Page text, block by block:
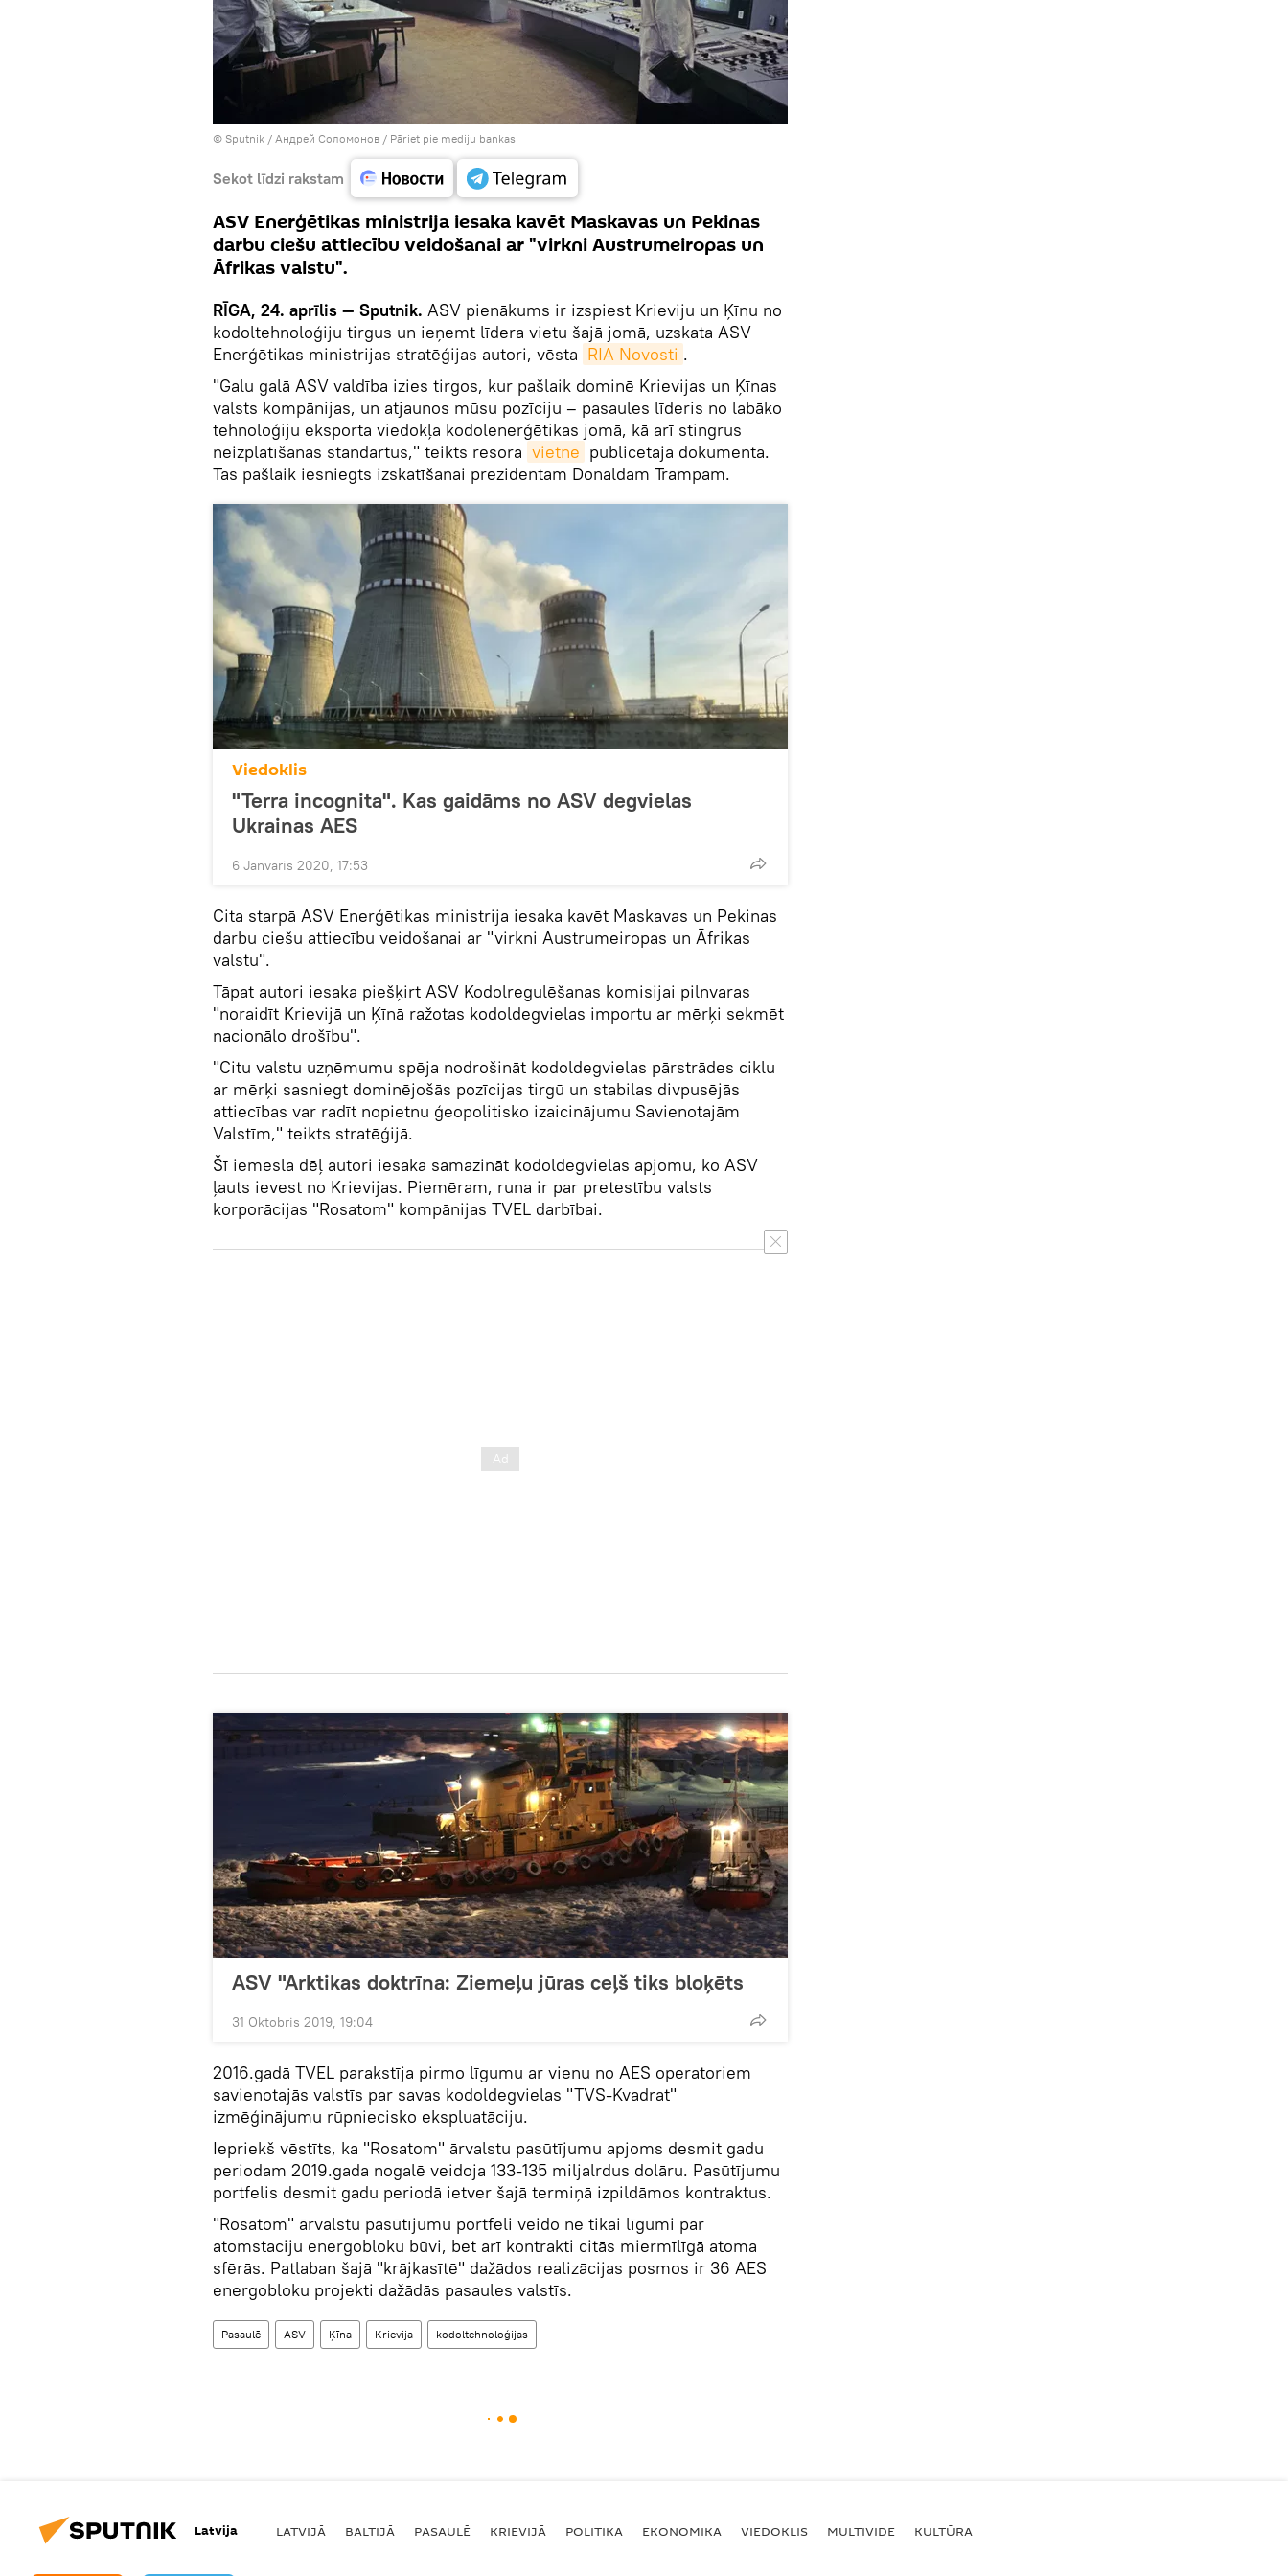
© Sputnik / Андрей Соломонов / Pāriet pie mediju bankas
Sekot līdzi rakstam
ASV Enerģētikas ministrija iesaka kavēt Maskavas un Pekinas
darbu ciešu attiecību veidošanai ar "virkni Austrumeiropas un
Āfrikas valstu".
RĪGA, 24. aprīlis — Sputnik. ASV pienākums ir izspiest Krieviju un Ķīnu no
kodoltehnoloģiju tirgus un ieņemt līdera vietu šajā jomā, uzskata ASV
Enerģētikas ministrijas stratēģijas autori, vēsta RIA Novosti .
"Galu galā ASV valdība izies tirgos, kur pašlaik dominē Krievijas un Ķīnas
valsts kompānijas, un atjaunos mūsu pozīciju – pasaules līderis no labāko
tehnoloģiju eksporta viedokļa kodolenerģētikas jomā, kā arī stingrus
neizplatīšanas standartus," teikts resora vietnē publicētajā dokumentā.
Tas pašlaik iesniegts izskatīšanai prezidentam Donaldam Trampam.
Viedoklis
"Terra incognita". Kas gaidāms no ASV degvielas
Ukrainas AES
6 Janvāris 2020, 17:53
Cita starpā ASV Enerģētikas ministrija iesaka kavēt Maskavas un Pekinas
darbu ciešu attiecību veidošanai ar "virkni Austrumeiropas un Āfrikas
valstu".
Tāpat autori iesaka piešķirt ASV Kodolregulēšanas komisijai pilnvaras
"noraidīt Krievijā un Ķīnā ražotas kodoldegvielas importu ar mērķi sekmēt
nacionālo drošību".
"Citu valstu uzņēmumu spēja nodrošināt kodoldegvielas pārstrādes ciklu
ar mērķi sasniegt dominējošās pozīcijas tirgū un stabilas divpusējās
attiecības var radīt nopietnu ģeopolitisko izaicinājumu Savienotajām
Valstīm," teikts stratēģijā.
Šī iemesla dēļ autori iesaka samazināt kodoldegvielas apjomu, ko ASV
ļauts ievest no Krievijas. Piemēram, runa ir par pretestību valsts
korporācijas "Rosatom" kompānijas TVEL darbībai.
ASV "Arktikas doktrīna: Ziemeļu jūras ceļš tiks bloķēts
31 Oktobris 2019, 19:04
2016.gadā TVEL parakstīja pirmo līgumu ar vienu no AES operatoriem
savienotajās valstīs par savas kodoldegvielas "TVS-Kvadrat"
izmēģinājumu rūpniecisko ekspluatāciju.
Iepriekš vēstīts, ka "Rosatom" ārvalstu pasūtījumu apjoms desmit gadu
periodam 2019.gada nogalē veidoja 133-135 miljalrdus dolāru. Pasūtījumu
portfelis desmit gadu periodā ietver šajā termiņā izpildāmos kontraktus.
"Rosatom" ārvalstu pasūtījumu portfeli veido ne tikai līgumi par
atomstaciju energobloku būvi, bet arī kontrakti citās miermīlīgā atoma
sfērās. Patlaban šajā "krājkasītē" dažādos realizācijas posmos ir 36 AES
energobloku projekti dažādās pasaules valstīs.
Pasaulē ASV Ķīna Krievija kodoltehnoloģijas
Latvija LATVIJĀ BALTIJĀ PASAULĒ KRIEVIJĀ POLITIKA EKONOMIKA VIEDOKLIS MULTIVIDE KULTŪRA